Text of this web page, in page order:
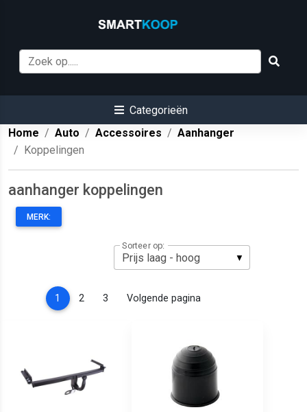
Categorieën
Home
Auto Accessoires
Aanhanger
Koppelingen
aanhanger koppelingen
MERK:
Sorteer op:
1 (current)
2 3 Volgende pagina